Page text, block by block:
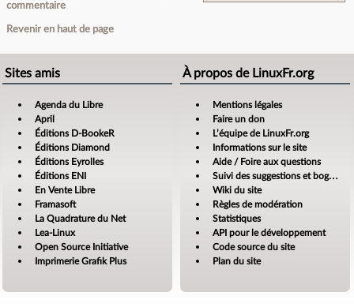
commentaire
Revenir en haut de page
Sites amis
Agenda du Libre
April
Éditions D-BookeR
Éditions Diamond
Éditions Eyrolles
Éditions ENI
En Vente Libre
Framasoft
La Quadrature du Net
Lea-Linux
Open Source Initiative
Imprimerie Grafik Plus
À propos de LinuxFr.org
Mentions légales
Faire un don
L’équipe de LinuxFr.org
Informations sur le site
Aide / Foire aux questions
Suivi des suggestions et bogues
Wiki du site
Règles de modération
Statistiques
API pour le développement
Code source du site
Plan du site